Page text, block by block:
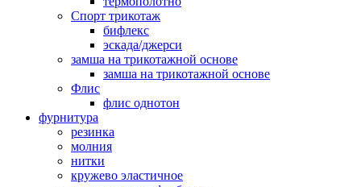
Спорт трикотаж
бифлекс
эскада/джерси
замша на трикотажной основе
замша на трикотажной основе
Флис
флис однотон
фурнитура
резинка
молния
нитки
кружево эластичное